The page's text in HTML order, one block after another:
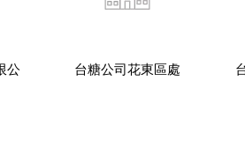
公
台糖公司花東區處